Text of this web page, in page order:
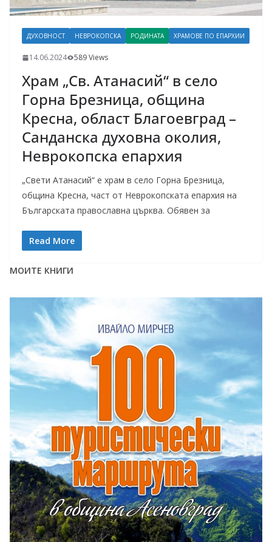
ДУХОВНОСТ НЕВРОКОПСКА РОДИНАТА ХРАМОВЕ ПО ЕПАРХИИ
14.06.2024 589 Views
Храм „Св. Атанасий“ в село
Горна Брезница, община
Кресна, област Благоевград –
Санданска духовна околия,
Неврокопска епархия
„Свети Атанасий“ е храм в село Горна Брезница,
община Кресна, част от Неврокопската епархия на
Българската православна църква. Обявен за
Read More
МОИТЕ КНИГИ